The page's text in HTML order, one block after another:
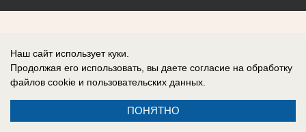
Наш сайт использует куки.
Продолжая его использовать, вы даете согласие на обработку
файлов cookie и пользовательских данных.
ПОНЯТНО